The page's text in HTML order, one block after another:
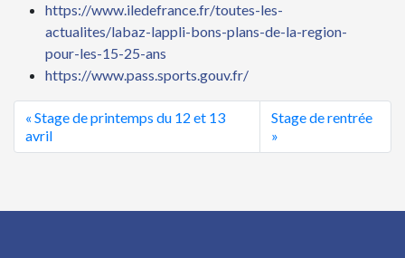
https://www.iledefrance.fr/toutes-les-
actualites/labaz-lappli-bons-plans-de-la-region-
pour-les-15-25-ans
https://www.pass.sports.gouv.fr/
« Stage de printemps du 12 et 13
avril
Stage de rentrée
»